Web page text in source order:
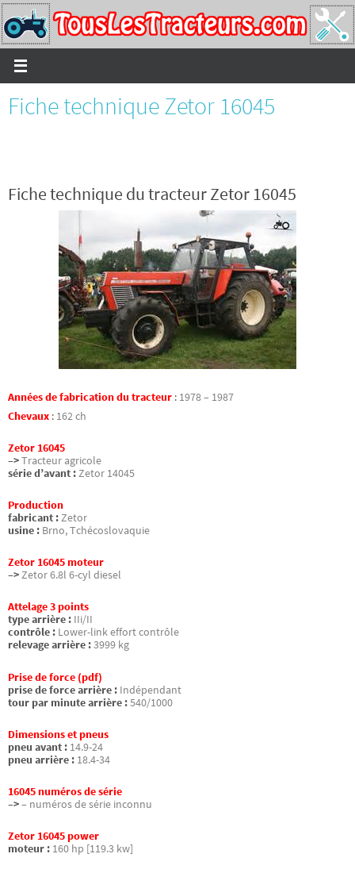
Passer
vers
le
contenu
Fiche technique Zetor 16045
Fiche technique du tracteur Zetor 16045
Années de fabrication du tracteur : 1978 – 1987
Chevaux : 162 ch
Zetor 16045
–>Tracteur agricole
série d’avant :Zetor 14045
Production
fabricant :Zetor
usine : Brno, Tchécoslovaquie
Zetor 16045 moteur
–>Zetor 6.8l 6-cyl diesel
Attelage 3 points
type arrière : IIi/II
contrôle : Lower-link effort contrôle
relevage arrière :3999 kg
Prise de force (pdf)
prise de force arrière : Indépendant
tour par minute arrière :540/1000
Dimensions et pneus
pneu avant : 14.9-24
pneu arrière : 18.4-34
16045 numéros de série
–>– numéros de série inconnu
Zetor 16045 power
moteur : 160 hp [119.3 kw]